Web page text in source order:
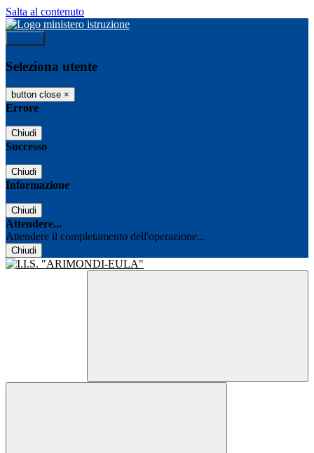
Salta al contenuto
Seleziona utente
button close ×
Errore
Chiudi
Successo
Chiudi
Informazione
Chiudi
Attendere...
Attendere il completamento dell'operazione...
Chiudi